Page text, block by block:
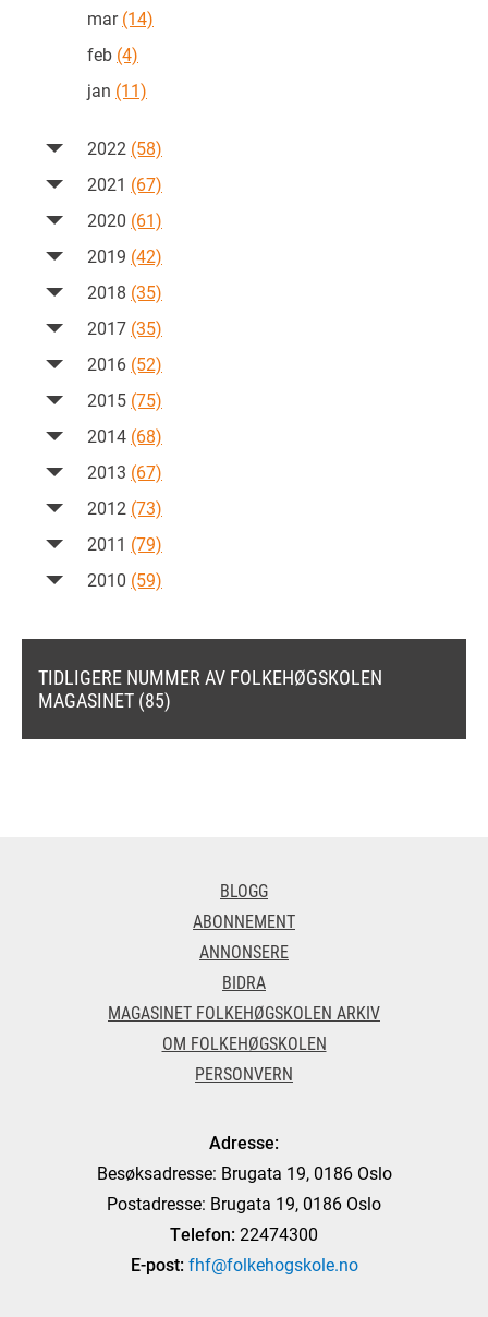
mar(14)
feb (4)
jan (11)
2022 (58)
2021 (67)
2020 (61)
2019 (42)
2018 (35)
2017 (35)
2016 (52)
2015 (75)
2014 (68)
2013 (67)
2012 (73)
2011 (79)
2010 (59)
TIDLIGERE NUMMER AV FOLKEHØGSKOLEN
MAGASINET (85)
BLOGG
ABONNEMENT
ANNONSERE
BIDRA
MAGASINET FOLKEHØGSKOLEN ARKIV
OM FOLKEHØGSKOLEN
PERSONVERN
Adresse:
Besøksadresse: Brugata 19, 0186 Oslo
Postadresse: Brugata 19, 0186 Oslo
Telefon: 22474300
E-post: fhf@folkehogskole.no